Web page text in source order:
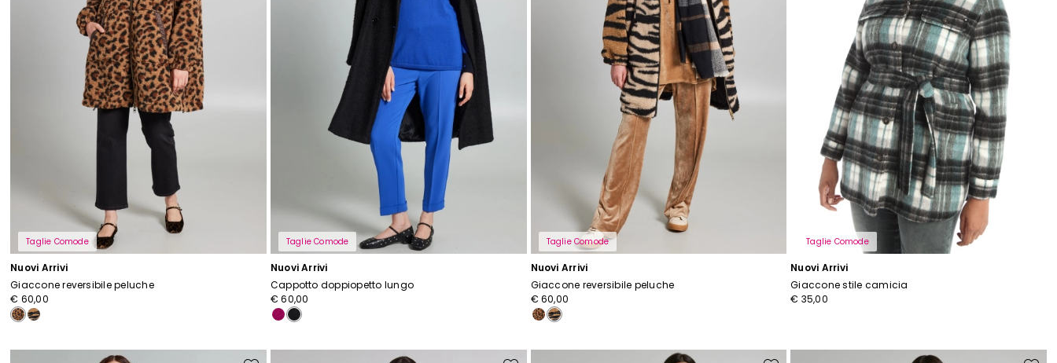
Taglie Comode
Nuovi Arrivi
Giaccone reversibile peluche
€ 60,00
Taglie Comode
Nuovi Arrivi
Cappotto doppiopetto lungo
€ 60,00
Taglie Comode
Nuovi Arrivi
Giaccone reversibile peluche
€ 60,00
Taglie Comode
Nuovi Arrivi
Giaccone stile camicia
€ 35,00
Iscriviti alla nostra Newsletter
Iscriviti subito alla newsletter e scopri in anteprima i nuovi arrivi, gli eventi
Inserisci il tuo indirizzo email*
Ho letto laPrivacy Policy*
Iscriviti